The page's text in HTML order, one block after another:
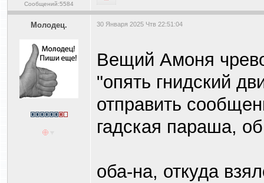
Сообщений:5584
Молодец. 30 Января 2025 Чтв 22:51:04
Вещий Амоня
"опять гнидский
отправить
гадская параша,
оба-на, откуда